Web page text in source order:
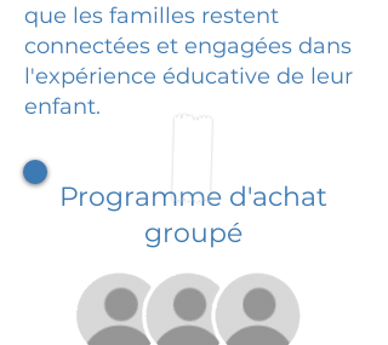
que les familles restent
connectées et engagées dans
l'expérience éducative de leur
enfant.
Programme d'achat
groupé